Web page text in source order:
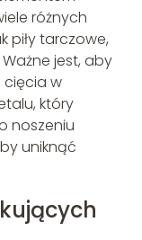
różnych
piły tarczowe,
jest, aby
w
który
noszeniu
uniknąć